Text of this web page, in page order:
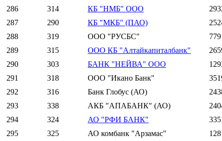
286
314 КБ "НМБ" ООО
287
290 КБ "МКБ" (ПАО)
288
319 ООО "РУСБС"
779
289
315 ООО КБ "Алтайкапиталбанк"
290
303 БАНК "НЕЙВА" ООО
291
318 ООО "Икано Банк"
292
316 Банк Глобус (АО)
293
338 АКБ "АПАБАНК" (АО)
294
324 АО "РФИ БАНК"
295
325 АО комбанк "Арзамас"